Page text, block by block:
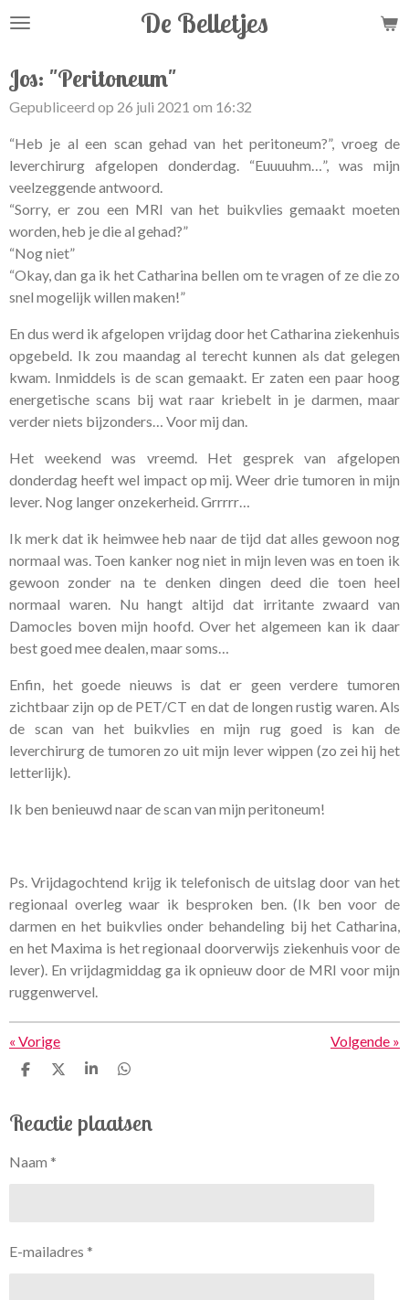
Ga
de
hoofdinhoud
De Belletjes
Jos: "Peritoneum"
Gepubliceerd op 26 juli 2021 om 16:32
“Heb je al een scan gehad van het peritoneum?”, vroeg de
leverchirurg afgelopen donderdag. “Euuuuhm…”, was mijn
veelzeggende antwoord.
“Sorry, er zou een MRI van het buikvlies gemaakt moeten
worden, heb je die al gehad?”
“Nog niet”
“Okay, dan ga ik het Catharina bellen om te vragen of ze die zo
snel mogelijk willen maken!”
En dus werd ik afgelopen vrijdag door het Catharina ziekenhuis
opgebeld. Ik zou maandag al terecht kunnen als dat gelegen
kwam. Inmiddels is de scan gemaakt. Er zaten een paar hoog
energetische scans bij wat raar kriebelt in je darmen, maar
verder niets bijzonders… Voor mij dan.
Het weekend was vreemd. Het gesprek van afgelopen
donderdag heeft wel impact op mij. Weer drie tumoren in mijn
lever. Nog langer onzekerheid. Grrrrr…
Ik merk dat ik heimwee heb naar de tijd dat alles gewoon nog
normaal was. Toen kanker nog niet in mijn leven was en toen ik
gewoon zonder na te denken dingen deed die toen heel
normaal waren. Nu hangt altijd dat irritante zwaard van
Damocles boven mijn hoofd. Over het algemeen kan ik daar
best goed mee dealen, maar soms…
Enfin, het goede nieuws is dat er geen verdere tumoren
zichtbaar zijn op de PET/CT en dat de longen rustig waren. Als
de scan van het buikvlies en mijn rug goed is kan de
leverchirurg de tumoren zo uit mijn lever wippen (zo zei hij het
letterlijk).
Ik ben benieuwd naar de scan van mijn peritoneum!
Ps. Vrijdagochtend krijg ik telefonisch de uitslag door van het
regionaal overleg waar ik besproken ben. (Ik ben voor de
darmen en het buikvlies onder behandeling bij het Catharina,
en het Maxima is het regionaal doorverwijs ziekenhuis voor de
lever). En vrijdagmiddag ga ik opnieuw door de MRI voor mijn
ruggenwervel.
« Vorige Volgende »
D
e
n
D
l
S
r
e
D
e
n
Reactie plaatsen
Naam *
E-mailadres *